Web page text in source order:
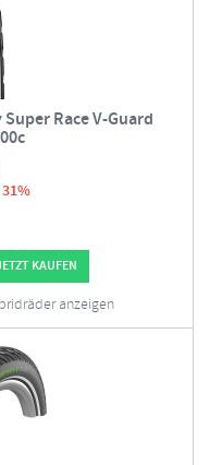
Race V-Guard
31%
KAUFEN
anzeigen